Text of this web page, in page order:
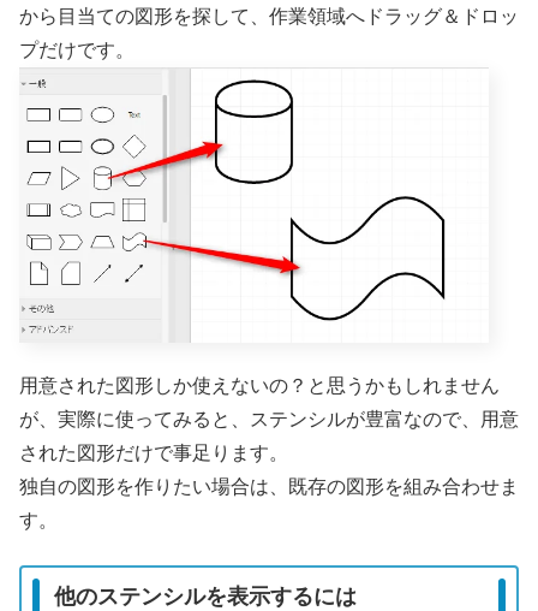
から目当ての図形を探して、作業領域へドラッグ＆ドロッ
プだけです。
用意された図形しか使えないの？と思うかもしれません
が、実際に使ってみると、ステンシルが豊富なので、用意
された図形だけで事足ります。
独自の図形を作りたい場合は、既存の図形を組み合わせま
す。
他のステンシルを表示するには